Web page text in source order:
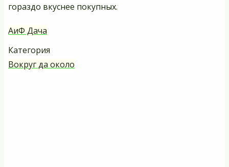
гораздо вкуснее покупных.
АиФ Дача
Категория
Вокруг да около